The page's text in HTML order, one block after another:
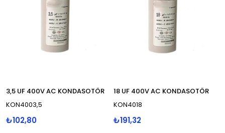
3,5 UF 400V AC KONDASOTÖR
KON4003,5
₺102,80
18 UF 400V AC KONDASOTÖR
KON4018
₺191,32